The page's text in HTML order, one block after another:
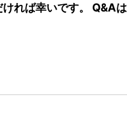
れば幸いです。 Q&Aは